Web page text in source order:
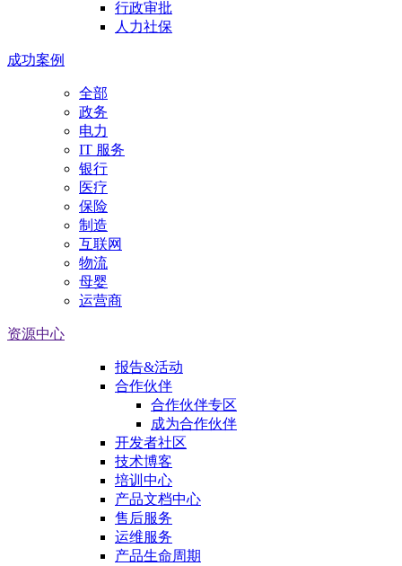
行政审批
人力社保
成功案例
全部
政务
电力
IT 服务
银行
医疗
保险
制造
互联网
物流
母婴
运营商
资源中心
报告&活动
合作伙伴
合作伙伴专区
成为合作伙伴
开发者社区
技术博客
培训中心
产品文档中心
售后服务
运维服务
产品生命周期